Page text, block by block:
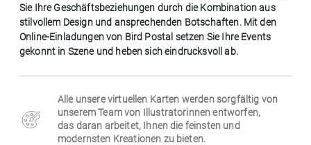
Weihnachten
Sie Ihre Geschäftsbeziehungen durch die Kombination aus
stilvollem Design und ansprechenden Botschaften. Mit den
Online-Einladungen von Bird Postal setzen Sie Ihre Events
gekonnt in Szene und heben sich eindrucksvoll ab.
Alle unsere virtuellen Karten werden sorgfältig von
unserem Team von Illustratorinnen entworfen,
das daran arbeitet, Ihnen die feinsten und
modernsten Kreationen zu bieten.